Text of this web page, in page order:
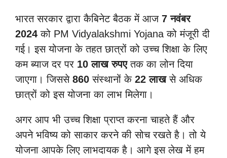
भारत सरकार द्वारा कैबिनेट बैठक में आज 7 नवंबर
2024 को PM Vidyalakshmi Yojana को मंजूरी दी
गई। इस योजना के तहत छात्रों को उच्च शिक्षा के लिए
कम ब्याज दर पर 10 लाख रुपएतक का लोन दिया
जाएगा। जिससे 860 संस्थानों के 22 लाखसे अधिक
छात्रों को इस योजना का लाभ मिलेगा।
अगर आप भी उच्च शिक्षा प्राप्त करना चाहते हैं और
अपने भविष्य को साकार करने की सोच रखते है। तो ये
योजना आपके लिए लाभदायक है। आगे इस लेख में हम